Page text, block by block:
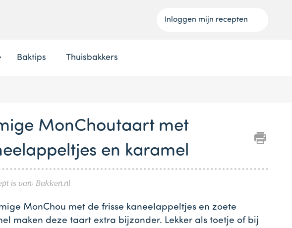
Inloggen mijn recepten
Baktips Thuisbakkers
MonChoutaart met
en karamel
is van: Bakken.nl
MonChou met de frisse kaneelappeltjes en zoete
maken deze taart extra bijzonder. Lekker als toetje of bij